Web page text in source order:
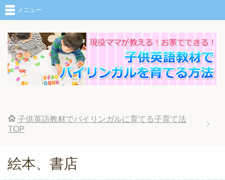
メニュー
子供英語教材でバイリンガルに育てる子育て法
TOP
絵本、書店